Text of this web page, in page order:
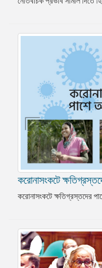
রিলিজ
নির্বাচনী
ইশতেহার
করোনাসংকটে
করোনাসংকটে ক্ষতিগ্রস্তদের